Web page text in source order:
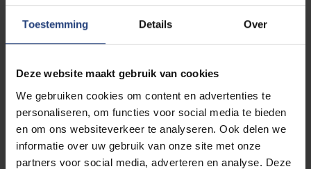
Toestemming Details Over
Deze website maakt gebruik van cookies
We gebruiken cookies om content en advertenties te
personaliseren, om functies voor social media te bieden
en om ons websiteverkeer te analyseren. Ook delen we
informatie over uw gebruik van onze site met onze
partners voor social media, adverteren en analyse. Deze
emotionele littekens en effecten van het
kolonialisme en de apartheid wil helen en
omkeren.
Wereldwijd gewaardeerd
William Kentridge is een van demeest
geconsulteerde kunstenaars met betrekking
tot vragen over beeldcultuur, esthetiek en de
mensen wordt, meer dan elke andere Zuid-